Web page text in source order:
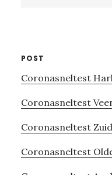
POST
Coronasneltest
Coronasneltest
Coronasneltest
Coronasneltest